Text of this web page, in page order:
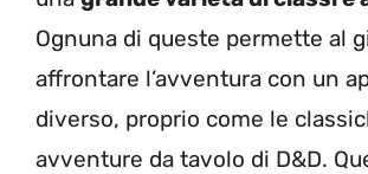
Ognuna di queste permette al
affrontare l’avventura con un
diverso, proprio come le
avventure da tavolo di D&D.